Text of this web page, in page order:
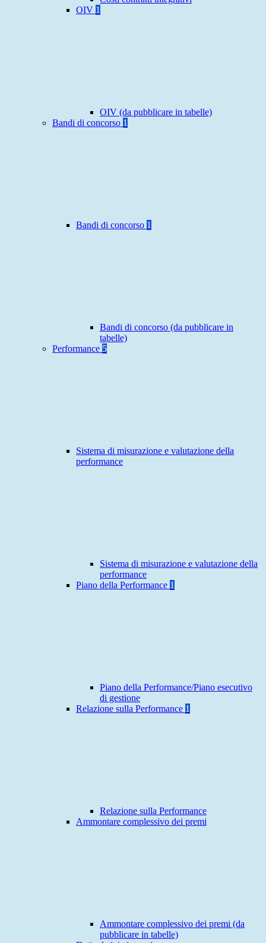
OIV 1
OIV (da pubblicare in tabelle)
Bandi di concorso 1
Bandi di concorso 1
Bandi di concorso (da pubblicare in
tabelle)
Performance 5
Sistema di misurazione e valutazione della
performance
Sistema di misurazione e valutazione della
performance
Piano della Performance 1
Piano della Performance/Piano esecutivo
di gestione
Relazione sulla Performance 1
Relazione sulla Performance
Ammontare complessivo dei premi
Ammontare complessivo dei premi (da
pubblicare in tabelle)